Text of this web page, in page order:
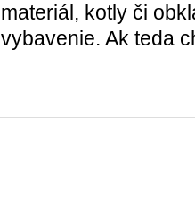
materiál, kotly či
vybavenie. Ak teda